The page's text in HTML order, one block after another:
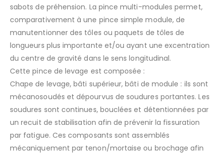
sabots de préhension. La pince multi-modules permet,
comparativement à une pince simple module, de
manutentionner des tôles ou paquets de tôles de
longueurs plus importante et/ou ayant une excentration
du centre de gravité dans le sens longitudinal.
Cette pince de levage est composée :
Chape de levage, bâti supérieur, bâti de module : ils sont
mécanosoudés et dépourvus de soudures portantes. Les
soudures sont continues, bouclées et détentionnées par
un recuit de stabilisation afin de prévenir la fissuration
par fatigue. Ces composants sont assemblés
mécaniquement par tenon/mortaise ou brochage afin